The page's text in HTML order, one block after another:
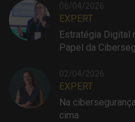
06/04/2026
EXPERT
Estratégia Digital
Papel da
02/04/2026
EXPERT
Na
cima